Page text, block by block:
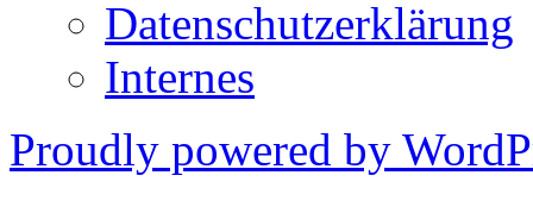
Datenschutzerklärung
Internes
Proudly powered by